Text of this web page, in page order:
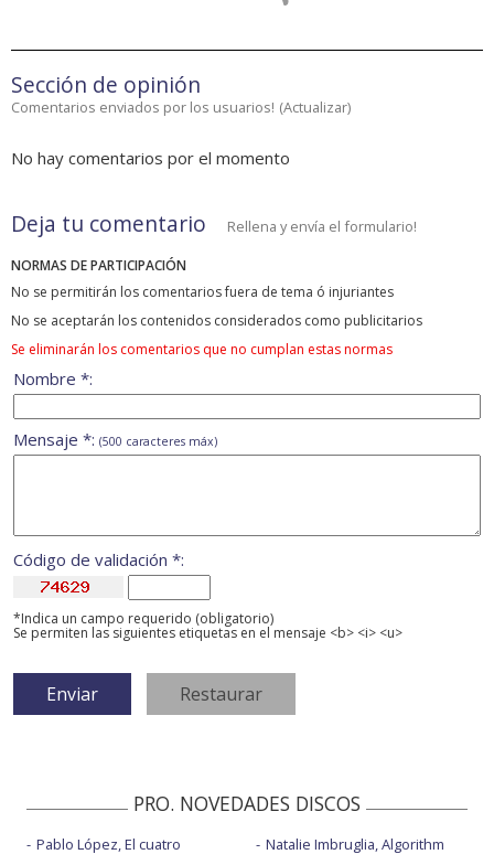
Sección de opinión
Comentarios enviados por los usuarios! (Actualizar)
No hay comentarios por el momento
Deja tu comentario Rellena y envía el formulario!
NORMAS DE PARTICIPACIÓN
No se permitirán los comentarios fuera de tema ó injuriantes
No se aceptarán los contenidos considerados como publicitarios
Se eliminarán los comentarios que no cumplan estas normas
Nombre *:
Mensaje *: (500 caracteres máx)
Código de validación *:
*Indica un campo requerido (obligatorio)
Se permiten las siguientes etiquetas en el mensaje <b> <i> <u>
PRO. NOVEDADES DISCOS
Pablo López, El cuatro
Natalie Imbruglia, Algorithm